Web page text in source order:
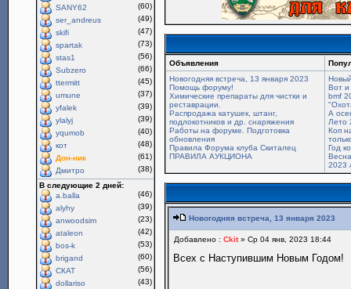
SANY62
(60)
ser_andreus
(49)
skifi
(47)
spartak
(73)
stas1
(56)
Subzero
(66)
ttermitt
(45)
umune
(37)
yfalek
(39)
ylalyj
(39)
yqumob
(40)
кот
(48)
Дон-ник
(61)
Дмитро
(38)
В следующие 2 дней:
a.balla
(46)
alyhy
(39)
anwoodsim
(23)
ataleon
(42)
bos-k
(53)
brigand
(60)
СКАТ
(56)
dollariso
(43)
Объявления
Новогодняя встреча, 13 января 2023
Помощь форуму!
Химические препараты для чистки и
реставрации.
Распродажа катушек, штанг,
подлокотников и др. снаряжения
Работы на форуме. Подготовка
обновления
Правила Форума клуба Скиталец
ПРАВИЛА АУКЦИОНА
Вот и
bmf
А
Лето
Коп
Год
2023
Новогодняя встреча, 13 января 2023
Добавлено :Ckit» Ср 04 янв, 2023 18:44
Всех с Наступившим Новым Годом!